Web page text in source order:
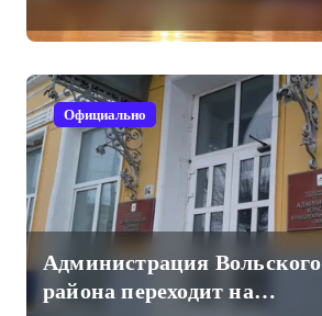
Официально
Администрация Вольского
района переходит на